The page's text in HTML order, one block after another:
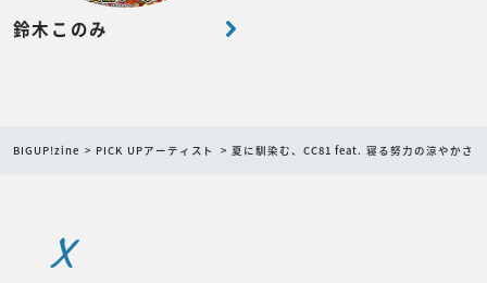
鈴木このみ
BIGUP!zine PICK UPアーティスト 夏に馴染む、CC81 feat. 寝る努力の涼やかさ
X